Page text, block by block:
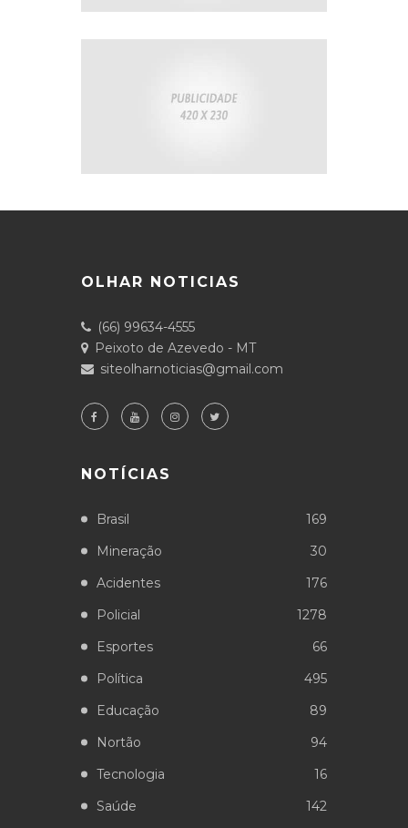
OLHAR NOTICIAS
(66) 99634-4555
Peixoto de Azevedo - MT
siteolharnoticias@gmail.com
NOTÍCIAS
Brasil
169
Mineração
30
Acidentes
176
Policial
1278
Esportes
66
Política
495
Educação
89
Nortão
94
Tecnologia
16
Saúde
142